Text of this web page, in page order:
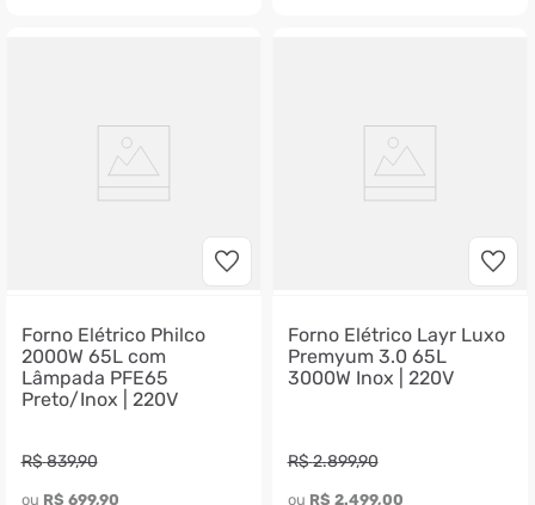
Forno Elétrico Philco
2000W 65L com
Lâmpada PFE65
Preto/Inox | 220V
R$839,90
ou R$ 699,90
Forno Elétrico Layr Luxo
Premyum 3.0 65L
3000W Inox | 220V
R$2.899,90
ou R$ 2.499,00